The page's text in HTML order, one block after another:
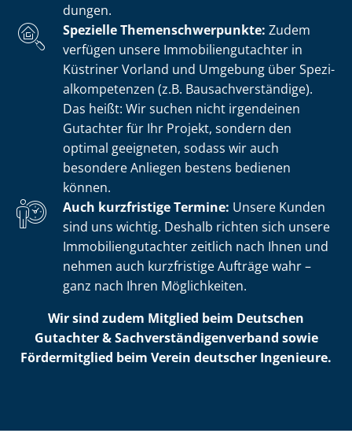
dun­gen.
Spezielle The­men­schwer­punk­te: Zudem
verfügen unsere Im­mo­bi­li­en­gut­ach­ter in
Küstriner Vorland und Umgebung über Spe­zi­
al­kom­pe­ten­zen (z.B. Bau­sach­ver­stän­di­ge).
Das heißt: Wir suchen nicht irgendeinen
Gutachter für Ihr Projekt, sondern den
optimal geeigneten, sodass wir auch
besondere Anliegen bestens bedienen
können.
Auch kurzfristige Termine: Unsere Kunden
sind uns wichtig. Deshalb richten sich unsere
Im­mo­bi­li­en­gut­ach­ter zeitlich nach Ihnen und
nehmen auch kurzfristige Aufträge wahr –
ganz nach Ihren Möglichkeiten.
Wir sind zudem Mitglied beim Deutschen
Gutachter & Sach­ver­stän­di­gen­ver­band sowie
Fördermitglied beim Verein deutscher Ingenieure.